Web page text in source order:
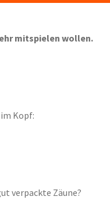
mitspielen wollen.
Kopf:
verpackte Zäune?